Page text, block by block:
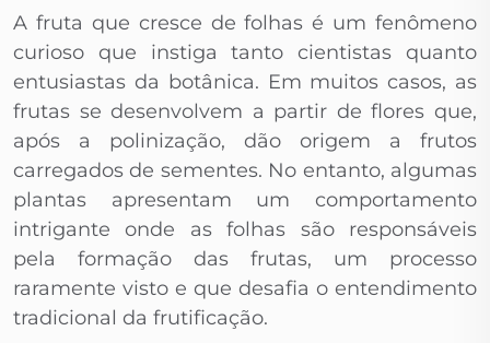
A fruta que cresce de folhas é um fenômeno
curioso que instiga tanto cientistas quanto
entusiastas da botânica. Em muitos casos, as
frutas se desenvolvem a partir de flores que,
após a polinização, dão origem a frutos
carregados de sementes. No entanto, algumas
plantas apresentam um comportamento
intrigante onde as folhas são responsáveis
pela formação das frutas, um processo
raramente visto e que desafia o entendimento
tradicional da frutificação.